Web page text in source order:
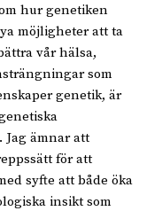
hur genetiken
möjligheter att ta
vår hälsa,
som
genetik, är
ämnar att
för att
syfte att både öka
insikt som